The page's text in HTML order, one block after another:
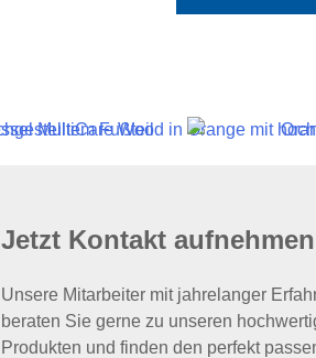
Jetzt Kontakt aufnehmen
Unsere Mitarbeiter mit jahrelanger
beraten Sie gerne zu unseren
Produkten und finden den perfekt